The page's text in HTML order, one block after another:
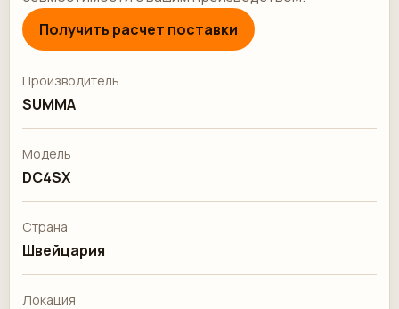
Получить расчет поставки
Производитель
SUMMA
Модель
DC4SX
Страна
Швейцария
Локация